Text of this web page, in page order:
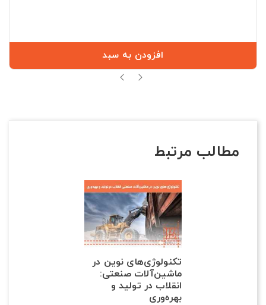
افزودن به سبد
مطالب مرتبط
تکنولوژی‌های نوین در
ماشین‌آلات صنعتی:
انقلاب در تولید و
بهره‌وری